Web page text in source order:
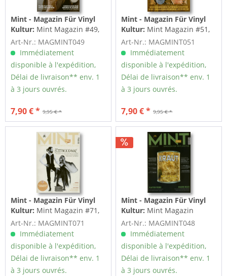
Mint - Magazin Für Vinyl
Kultur: Mint Magazin #49,
01/22
Art-Nr.: MAGMINT049
Immédiatement
disponible à l'expédition,
Délai de livraison** env. 1
à 3 jours ouvrés.
9,95 € *
7,90 € *
Mint - Magazin Für Vinyl
Kultur: Mint Magazin #51,
04/22
Art-Nr.: MAGMINT051
Immédiatement
disponible à l'expédition,
Délai de livraison** env. 1
à 3 jours ouvrés.
9,95 € *
7,90 € *
Mint - Magazin Für Vinyl
Kultur: Mint Magazin #71,
10/24
Art-Nr.: MAGMINT071
Immédiatement
disponible à l'expédition,
Délai de livraison** env. 1
à 3 jours ouvrés.
Mint - Magazin Für Vinyl
Kultur: Mint Magazin
#48,11/21
Art-Nr.: MAGMINT048
Immédiatement
disponible à l'expédition,
Délai de livraison** env. 1
à 3 jours ouvrés.